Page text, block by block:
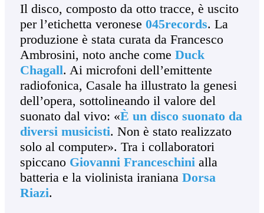
Il disco, composto da otto tracce, è uscito
per l’etichetta veronese 045records. La
produzione è stata curata da Francesco
Ambrosini, noto anche come Duck
Chagall. Ai microfoni dell’emittente
radiofonica, Casale ha illustrato la genesi
dell’opera, sottolineando il valore del
suonato dal vivo: «È un disco suonato da
diversi musicisti. Non è stato realizzato
solo al computer». Tra i collaboratori
spiccano Giovanni Franceschini alla
batteria e la violinista iraniana Dorsa
Riazi.